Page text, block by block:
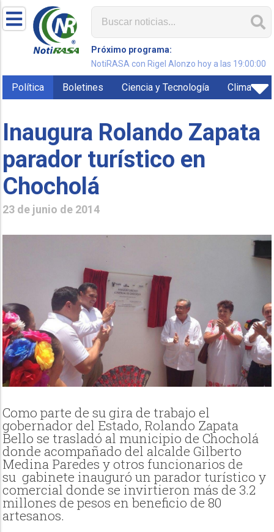
Próximo programa:
NotiRASA con Rigel Alonzo hoy a las 19:00:00
Política Boletines Ciencia y Tecnología Clima
Inaugura Rolando Zapata
parador turístico en
Chocholá
23 de junio de 2014
Como parte de su gira de trabajo el
gobernador del Estado, Rolando Zapata
Bello se trasladó al municipio de Chocholá
donde acompañado del alcalde Gilberto
Medina Paredes y otros funcionarios de
su gabinete inauguró un parador turístico y
comercial donde se invirtieron más de 3.2
millones de pesos en beneficio de 80
artesanos.